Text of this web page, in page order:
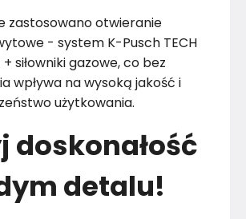
zastosowano otwieranie
- system K-Pusch TECH
+ siłowniki gazowe, co bez
wpływa na wysoką jakość i
użytkowania.
doskonałość
detalu!